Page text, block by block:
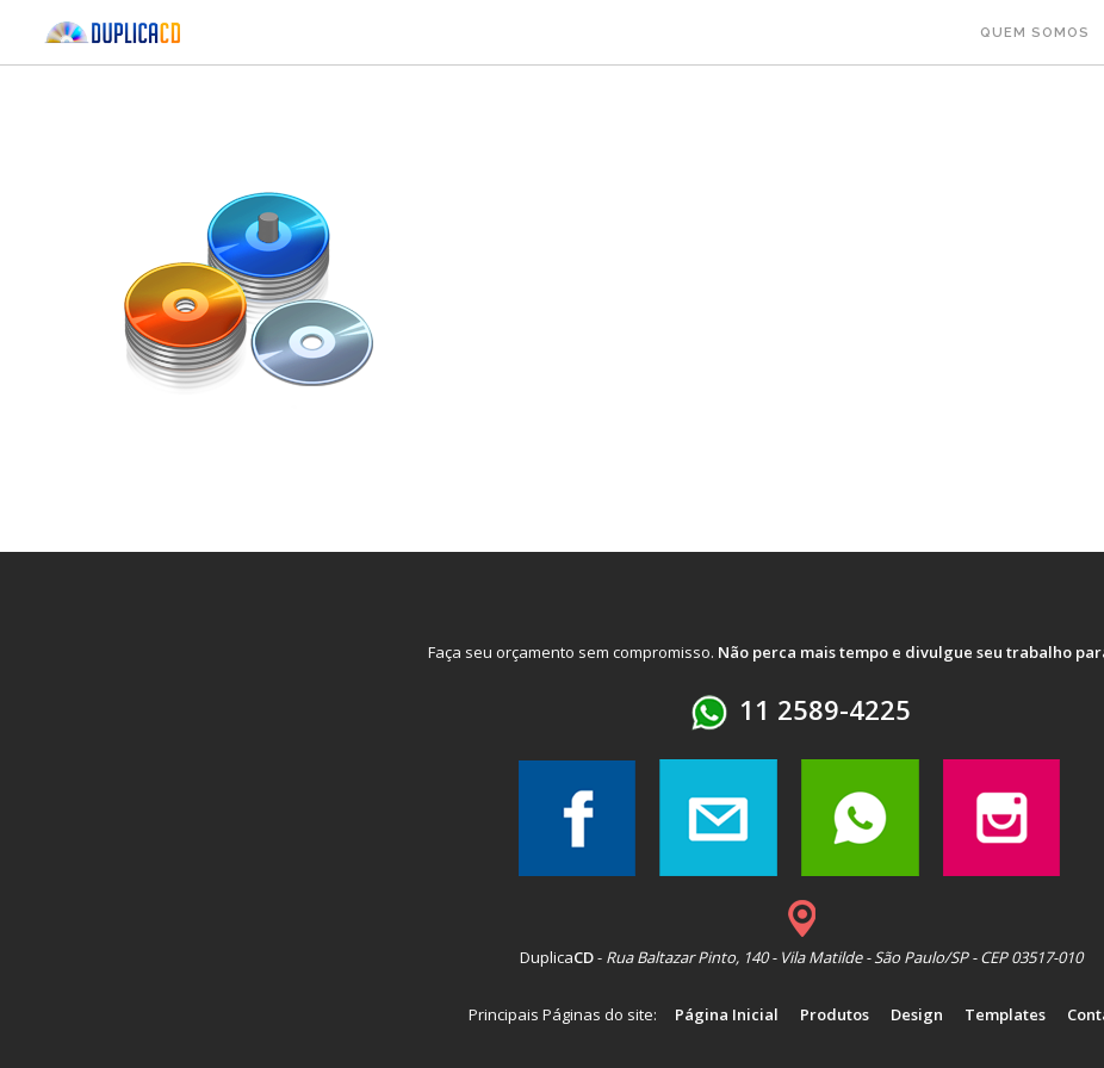
QUEM SOMOS
Faça seu orçamento sem compromisso. Não perca mais tempo e divulgue seu trabalho
11 2589-4225
DuplicaCD- Rua Baltazar Pinto, 140 - Vila Matilde - São Paulo/SP - CEP 03517-010
Principais Páginas do site: Página Inicial Produtos Design Templates